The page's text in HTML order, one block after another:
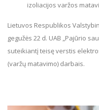
izoliacijos varžos
Lietuvos Respublikos
gegužės 22 d. UAB „Pajūrio
suteikiantį teisę verstis
(varžų matavimo) darbais.